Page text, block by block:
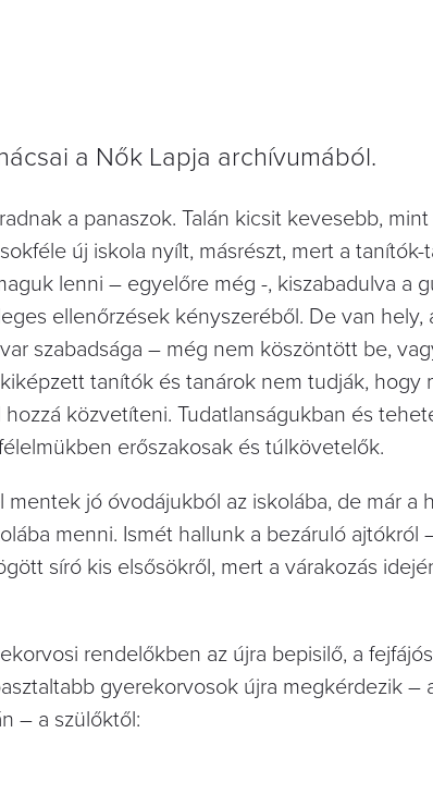
a Nők Lapja archívumából.
a panaszok. Talán kicsit kevesebb,
új iskola nyílt, másrészt, mert a tanítók-
lenni – egyelőre még -, kiszabadulva a
ellenőrzések kényszeréből. De van hely,
szabadsága – még nem köszöntött be,
tanítók és tanárok nem tudják, hogy
közvetíteni. Tudatlanságukban és
erőszakosak és túlkövetelők.
jó óvodájukból az iskolába, de már a
menni. Ismét hallunk a bezáruló ajtókról
síró kis elsősökről, mert a várakozás
rendelőkben az újra bepisilő, a
gyerekorvosok újra megkérdezik –
– a szülőktől: